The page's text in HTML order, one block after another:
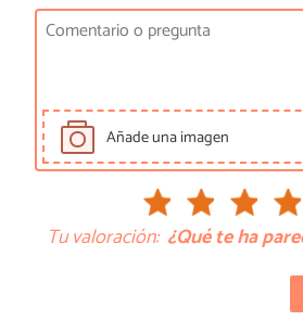
Añade una imagen
Tu valoración: ¿Qué te ha